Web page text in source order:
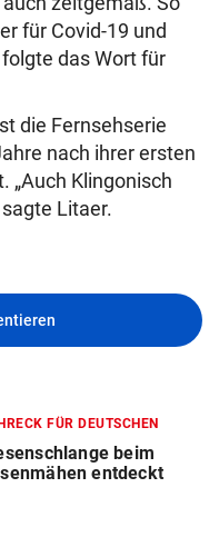
für Covid-19 und
das Wort für
die Fernsehserie
nach ihrer ersten
„Auch Klingonisch
Litaer.
FÜR DEUTSCHEN
beim
entdeckt